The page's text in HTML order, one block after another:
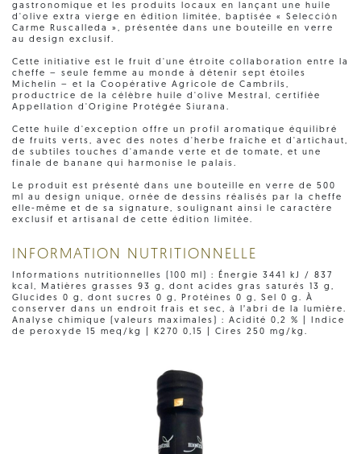
gastronomique et les produits locaux en lançant une huile
d'olive extra vierge en édition limitée, baptisée « Selección
Carme Ruscalleda », présentée dans une bouteille en verre
au design exclusif.
Cette initiative est le fruit d'une étroite collaboration entre la
cheffe – seule femme au monde à détenir sept étoiles
Michelin – et la Coopérative Agricole de Cambrils,
productrice de la célèbre huile d'olive Mestral, certifiée
Appellation d'Origine Protégée Siurana.
Cette huile d'exception offre un profil aromatique équilibré
de fruits verts, avec des notes d'herbe fraîche et d'artichaut,
de subtiles touches d'amande verte et de tomate, et une
finale de banane qui harmonise le palais.
Le produit est présenté dans une bouteille en verre de 500
ml au design unique, ornée de dessins réalisés par la cheffe
elle-même et de sa signature, soulignant ainsi le caractère
exclusif et artisanal de cette édition limitée.
INFORMATION NUTRITIONNELLE
Informations nutritionnelles (100 ml) : Énergie 3441 kJ / 837
kcal, Matières grasses 93 g, dont acides gras saturés 13 g,
Glucides 0 g, dont sucres 0 g, Protéines 0 g, Sel 0 g. À
conserver dans un endroit frais et sec, à l’abri de la lumière.
Analyse chimique (valeurs maximales) : Acidité 0,2 % | Indice
de peroxyde 15 meq/kg | K270 0,15 | Cires 250 mg/kg.